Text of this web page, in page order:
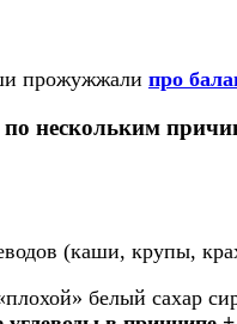
прожужжали про
нескольким
(каши, крупы,
белый сахар